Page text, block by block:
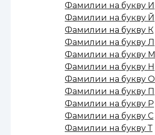
Фамилии на букву И
Фамилии на букву Й
Фамилии на букву К
Фамилии на букву Л
Фамилии на букву М
Фамилии на букву Н
Фамилии на букву О
Фамилии на букву П
Фамилии на букву Р
Фамилии на букву С
Фамилии на букву Т